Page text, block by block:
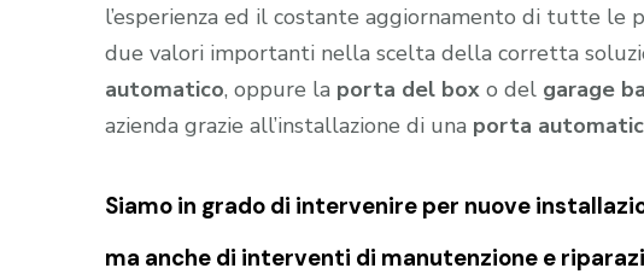
l’esperienza ed il costante aggiornamento di tutte le
due valori importanti nella scelta della corretta
automatico, oppure la porta del box o del garage
azienda grazie all’installazione di una porta
Siamo in grado di intervenire per nuove
ma anche di interventi di manutenzione e